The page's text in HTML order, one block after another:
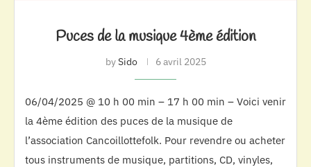
Puces de la musique 4ème édition
bySido 6 avril 2025
06/04/2025 @ 10 h 00 min – 17 h 00 min – Voici venir
la 4ème édition des puces de la musique de
l’association Cancoillottefolk. Pour revendre ou acheter
tous instruments de musique, partitions, CD, vinyles,